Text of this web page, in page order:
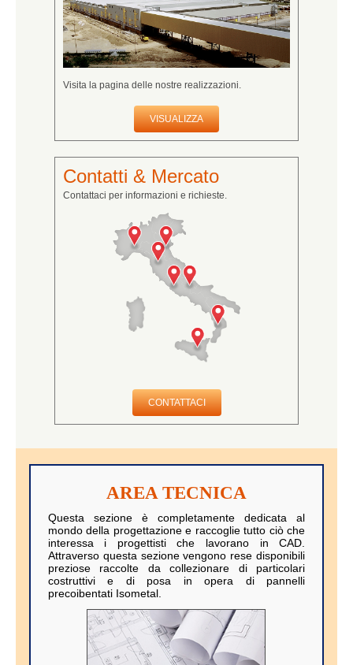
Visita la pagina delle nostre realizzazioni.
VISUALIZZA
Contatti & Mercato
Contattaci per informazioni e richieste.
CONTATTACI
AREA TECNICA
Questa sezione è completamente dedicata al
mondo della progettazione e raccoglie tutto ciò che
interessa i progettisti che lavorano in CAD.
Attraverso questa sezione vengono rese disponibili
preziose raccolte da collezionare di particolari
costruttivi e di posa in opera di pannelli
precoibentati Isometal.